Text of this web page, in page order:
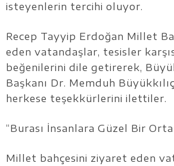
isteyenlerin tercihi oluyor.
Recep Tayyip Erdoğan Millet
eden vatandaşlar, tesisler
beğenilerini dile getirerek,
Başkanı Dr. Memduh
herkese teşekkürlerini ilettiler.
“Burası İnsanlara Güzel Bir
Millet bahçesini ziyaret eden